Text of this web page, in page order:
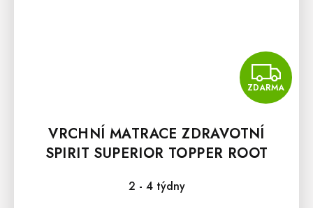
ZDARMA
VRCHNÍ MATRACE ZDRAVOTNÍ
SPIRIT SUPERIOR TOPPER ROOT
2 - 4 týdny